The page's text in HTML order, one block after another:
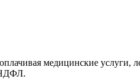
медицинские услуги,
НДФЛ.